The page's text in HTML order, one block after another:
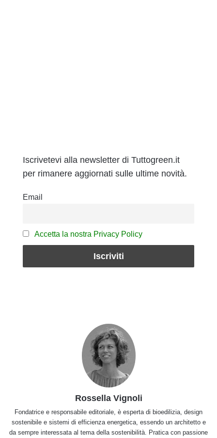
Iscrivetevi alla newsletter di Tuttogreen.it
per rimanere aggiornati sulle ultime novità.
Email
Accetta la nostra Privacy Policy
Rossella Vignoli
Fondatrice e responsabile editoriale, è esperta di bioedilizia, design
sostenibile e sistemi di efficienza energetica, essendo un architetto e
da sempre interessata al tema della sostenibilità. Pratica con passione